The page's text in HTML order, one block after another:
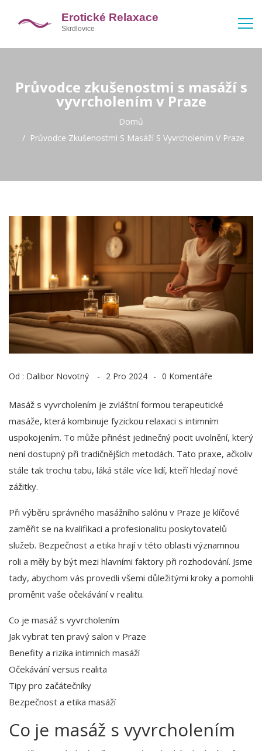
Průvodce zkušenostmi s masáží s
vyvrcholením v Praze
Domů
Průvodce Zkušenostmi S Masáží S Vyvrcholením V Praze
Od : Dalibor Novotný 2 Pro 2024 0 Komentáře
Masáž s vyvrcholením je zvláštní formou terapeutické
masáže, která kombinuje fyzickou relaxaci s intimním
uspokojením. To může přinést jedinečný pocit uvolnění, který
není dostupný při tradičnějších metodách. Tato praxe, ačkoliv
stále tak trochu tabu, láká stále více lidí, kteří hledají nové
zážitky.
Při výběru správného masážního salónu v Praze je klíčové
zaměřit se na kvalifikaci a profesionalitu poskytovatelů
služeb. Bezpečnost a etika hrají v této oblasti významnou
roli a měly by být mezi hlavními faktory při rozhodování. Jsme
tady, abychom vás provedli všemi důležitými kroky a pomohli
proměnit vaše očekávání v realitu.
Co je masáž s vyvrcholením
Jak vybrat ten pravý salon v Praze
Benefity a rizika intimních masáží
Očekávání versus realita
Tipy pro začátečníky
Bezpečnost a etika masáží
Co je masáž s vyvrcholením